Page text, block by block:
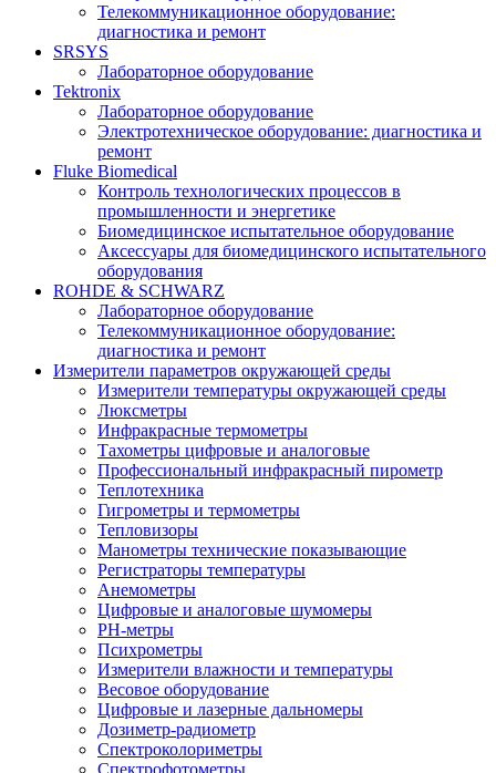
Телекоммуникационное оборудование:
диагностика и ремонт
SRSYS
Лабораторное оборудование
Tektronix
Лабораторное оборудование
Электротехническое оборудование: диагностика и
ремонт
Fluke Biomedical
Контроль технологических процессов в
промышленности и энергетике
Биомедицинское испытательное оборудование
Аксессуары для биомедицинского испытательного
оборудования
ROHDE & SCHWARZ
Лабораторное оборудование
Телекоммуникационное оборудование:
диагностика и ремонт
Измерители параметров окружающей среды
Измерители температуры окружающей среды
Люксметры
Инфракрасные термометры
Тахометры цифровые и аналоговые
Профессиональный инфракрасный пирометр
Теплотехника
Гигрометры и термометры
Тепловизоры
Манометры технические показывающие
Регистраторы температуры
Анемометры
Цифровые и аналоговые шумомеры
PH-метры
Психрометры
Измерители влажности и температуры
Весовое оборудование
Цифровые и лазерные дальномеры
Дозиметр-радиометр
Спектроколориметры
Спектрофотометры